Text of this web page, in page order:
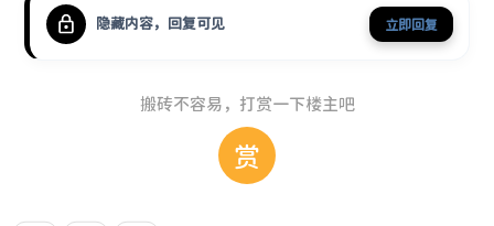
隐藏内容，回复可见 立即回复
搬砖不容易，打赏一下楼主吧
赏